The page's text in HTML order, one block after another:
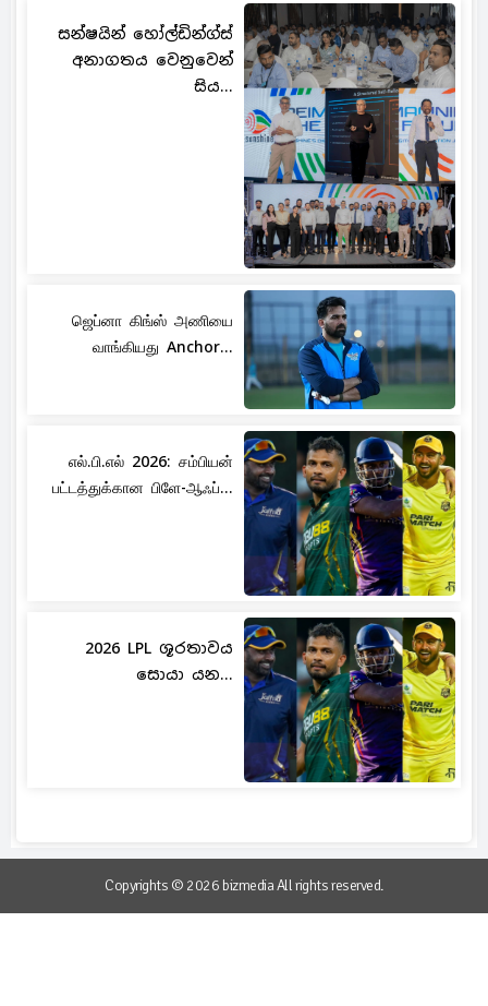
සන්ෂයින් හෝල්ඩින්ග්ස්
අනාගතය වෙනුවෙන්
සිය...
ஜெப்னா கிங்ஸ் அணியை
வாங்கியது Anchor...
எல்.பி.எல் 2026: சம்பியன்
பட்டத்துக்கான பிளே-ஆஃப்...
2026 LPL ශූරතාවය
සොයා යන...
Copyrights © 2026 bizmedia All rights reserved.